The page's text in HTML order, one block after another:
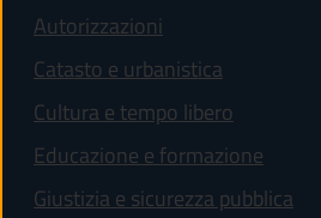
Autorizzazioni
Catasto e urbanistica
Cultura e tempo libero
Educazione e formazione
Giustizia e sicurezza pubblica